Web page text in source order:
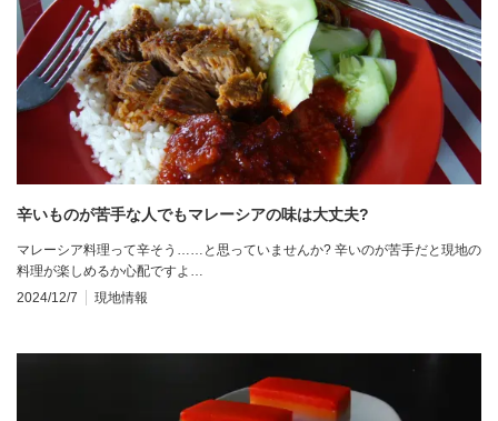
辛いものが苦手な人でもマレーシアの味は大丈夫?
マレーシア料理って辛そう……と思っていませんか? 辛いのが苦手だと現地の
料理が楽しめるか心配ですよ…
2024/12/7
現地情報